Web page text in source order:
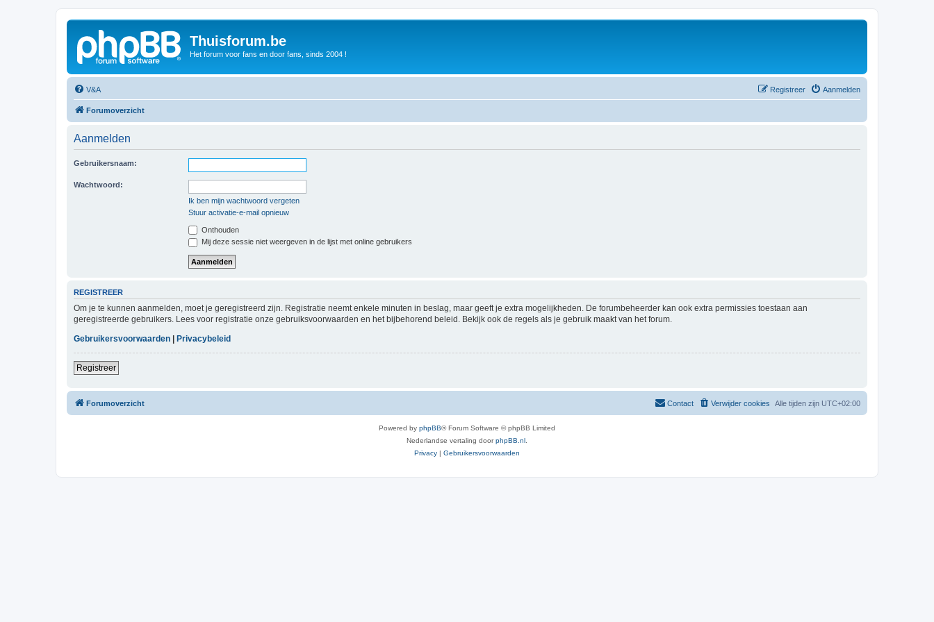
Thuisforum.be
Het forum voor fans en door fans, sinds 2004 !
V&A Aanmelden
Registreer
Forumoverzicht
Aanmelden
Gebruikersnaam:
Wachtwoord:
Ik ben mijn wachtwoord vergeten
Stuur activatie-e-mail opnieuw
Onthouden
Mij deze sessie niet weergeven in de lijst met online gebruikers
REGISTREER
Om je te kunnen aanmelden, moet je geregistreerd zijn. Registratie neemt enkele minuten in beslag, maar geeft je extra mogelijkheden. De forumbeheerder kan ook extra permissies toestaan aan
geregistreerde gebruikers. Lees voor registratie onze gebruiksvoorwaarden en het bijbehorend beleid. Bekijk ook de regels als je gebruik maakt van het forum.
Gebruikersvoorwaarden
Privacybeleid
Registreer
Forumoverzicht Alle tijden zijn UTC+02:00
Verwijder cookies
Contact
Powered by phpBB® Forum Software © phpBB Limited
Nederlandse vertaling doorphpBB.nl.
Privacy | Gebruikersvoorwaarden